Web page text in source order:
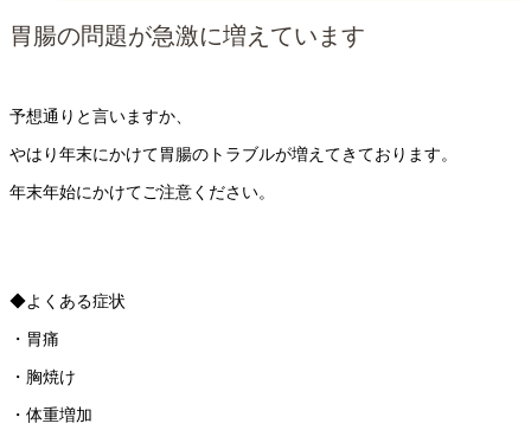
胃腸の問題が急激に増えています
予想通りと言いますか、
やはり年末にかけて胃腸のトラブルが増えてきております。
年末年始にかけてご注意ください。
◆よくある症状
・胃痛
・胸焼け
・体重増加